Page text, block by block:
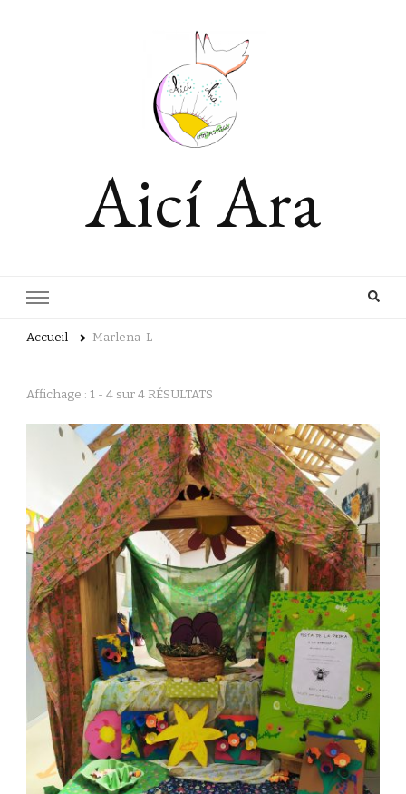
Aicí Ara
Accueil Marlena-L
Affichage : 1 - 4 sur 4 RÉSULTATS